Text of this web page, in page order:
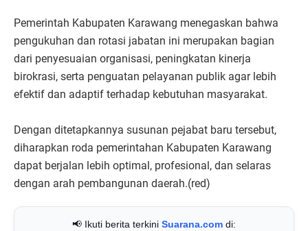
Pemerintah Kabupaten Karawang menegaskan bahwa
pengukuhan dan rotasi jabatan ini merupakan bagian
dari penyesuaian organisasi, peningkatan kinerja
birokrasi, serta penguatan pelayanan publik agar lebih
efektif dan adaptif terhadap kebutuhan masyarakat.
Dengan ditetapkannya susunan pejabat baru tersebut,
diharapkan roda pemerintahan Kabupaten Karawang
dapat berjalan lebih optimal, profesional, dan selaras
dengan arah pembangunan daerah.(red)
📢 Ikuti berita terkini Suarana.com di: